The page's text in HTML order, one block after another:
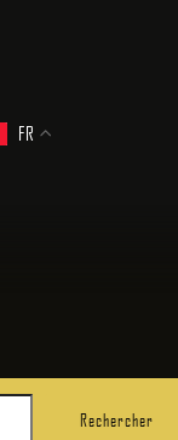
FR
Rechercher